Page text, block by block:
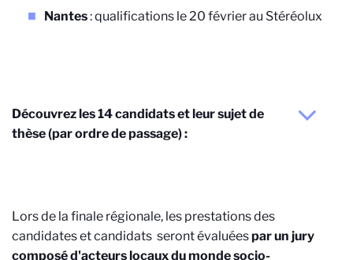
Nantes: qualifications le 20 février au Stéréolux
Découvrez les 14 candidats et leur sujet de
thèse (par ordre de passage) :
Lors de la finale régionale, les prestations des
candidates et candidats seront évaluéespar un jury
composé d'acteurs locaux du monde socio-